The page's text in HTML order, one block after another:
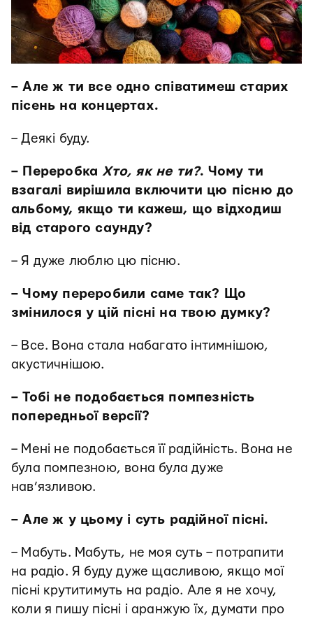
– Але ж ти все одно співатимеш старих
пісень на концертах.
– Деякі буду.
– ПереробкаХто, як не ти?. Чому ти
взагалі вирішила включити цю пісню до
альбому, якщо ти кажеш, що відходиш
від старого саунду?
– Я дуже люблю цю пісню.
– Чому переробили саме так? Що
змінилося у цій пісні на твою думку?
– Все. Вона стала набагато інтимнішою,
акустичнішою.
– Тобі не подобається помпезність
попередньої версії?
– Мені не подобається її радійність. Вона не
була помпезною, вона була дуже
нав’язливою.
– Але ж у цьому і суть радійної пісні.
– Мабуть. Мабуть, не моя суть – потрапити
на радіо. Я буду дуже щасливою, якщо мої
пісні крутитимуть на радіо. Але я не хочу,
коли я пишу пісні і аранжую їх, думати про